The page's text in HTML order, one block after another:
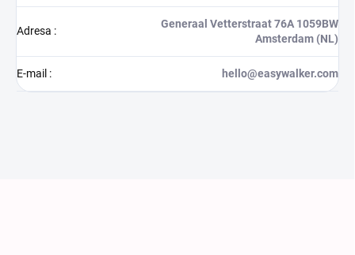
Adresa :
Generaal Vetterstraat 76A 1059BW
Amsterdam (NL)
E-mail : hello@easywalker.com